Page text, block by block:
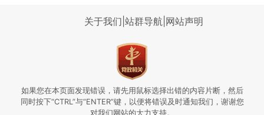
关于我们 站群导航 网站声明
如果您在本页面发现错误，请先用鼠标选择出错的内容片断，然后
同时按下“CTRL”与“ENTER”键，以便将错误及时通知我们，谢谢您
对我们网站的大力支持。